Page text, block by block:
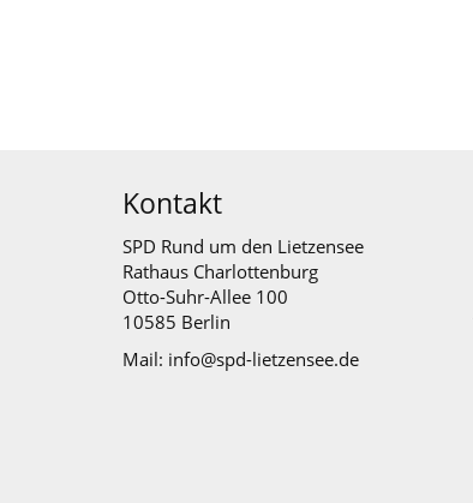
Kontakt
SPD Rund um den Lietzensee
Rathaus Charlottenburg
Otto-Suhr-Allee 100
10585 Berlin
Mail: info@spd-lietzensee.de